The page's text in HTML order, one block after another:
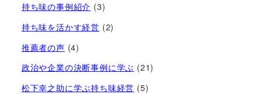
持ち味の事例紹介 (3)
持ち味を活かす経営​ (2)
推薦者の声 (4)
政治や企業の決断事例に学ぶ (21)
松下幸之助に学ぶ持ち味経営 (5)